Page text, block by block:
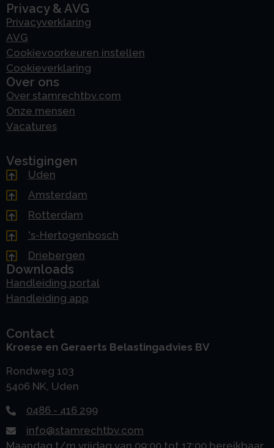
Privacy & AVG
Privacyverklaring
AVG
Cookievoorkeuren instellen
Cookieverklaring
Over ons
Over stamrechtbv.com
Onze mensen
Vacatures
Vestigingen
Uden
Amsterdam
Rotterdam
's-Hertogenbosch
Driebergen
Downloads
Handleiding portal
Handleiding app
Contact
Kroese en Geraerts Belastingadvies BV
Rondweg 103
5406 NK, Uden
0486 - 416 299
info@stamrechtbv.com